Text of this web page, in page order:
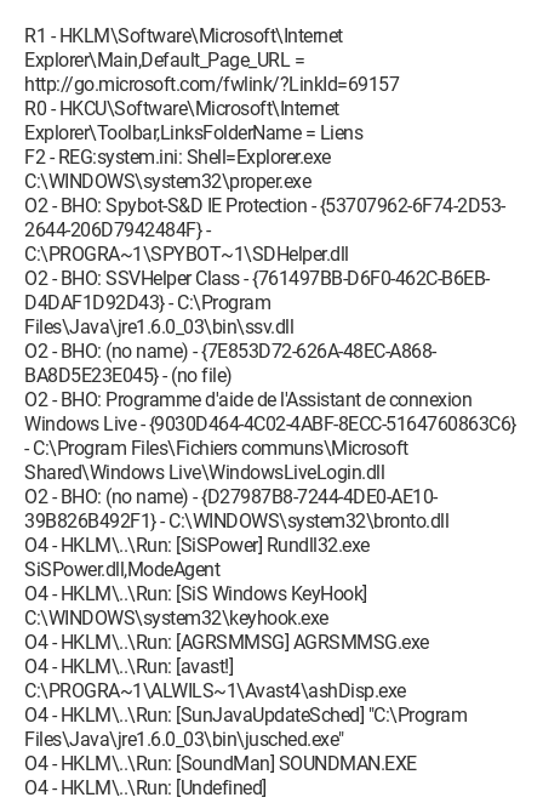
R1 - HKLM\Software\Microsoft\Internet
Explorer\Main,Default_Page_URL =
http://go.microsoft.com/fwlink/?LinkId=69157
R0 - HKCU\Software\Microsoft\Internet
Explorer\Toolbar,LinksFolderName = Liens
F2 - REG:system.ini: Shell=Explorer.exe
C:\WINDOWS\system32\proper.exe
O2 - BHO: Spybot-S&D IE Protection - {53707962-6F74-2D53-
2644-206D7942484F} -
C:\PROGRA~1\SPYBOT~1\SDHelper.dll
O2 - BHO: SSVHelper Class - {761497BB-D6F0-462C-B6EB-
D4DAF1D92D43} - C:\Program
Files\Java\jre1.6.0_03\bin\ssv.dll
O2 - BHO: (no name) - {7E853D72-626A-48EC-A868-
BA8D5E23E045} - (no file)
O2 - BHO: Programme d'aide de l'Assistant de connexion
Windows Live - {9030D464-4C02-4ABF-8ECC-5164760863C6}
- C:\Program Files\Fichiers communs\Microsoft
Shared\Windows Live\WindowsLiveLogin.dll
O2 - BHO: (no name) - {D27987B8-7244-4DE0-AE10-
39B826B492F1} - C:\WINDOWS\system32\bronto.dll
O4 - HKLM\..\Run: [SiSPower] Rundll32.exe
SiSPower.dll,ModeAgent
O4 - HKLM\..\Run: [SiS Windows KeyHook]
C:\WINDOWS\system32\keyhook.exe
O4 - HKLM\..\Run: [AGRSMMSG] AGRSMMSG.exe
O4 - HKLM\..\Run: [avast!]
C:\PROGRA~1\ALWILS~1\Avast4\ashDisp.exe
O4 - HKLM\..\Run: [SunJavaUpdateSched] "C:\Program
Files\Java\jre1.6.0_03\bin\jusched.exe"
O4 - HKLM\..\Run: [SoundMan] SOUNDMAN.EXE
O4 - HKLM\..\Run: [Undefined]